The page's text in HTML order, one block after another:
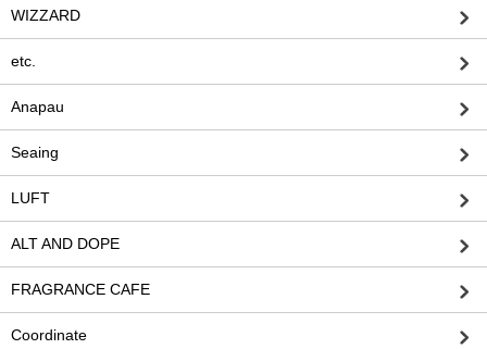
WIZZARD
etc.
Anapau
Seaing
LUFT
ALT AND DOPE
FRAGRANCE CAFE
Coordinate